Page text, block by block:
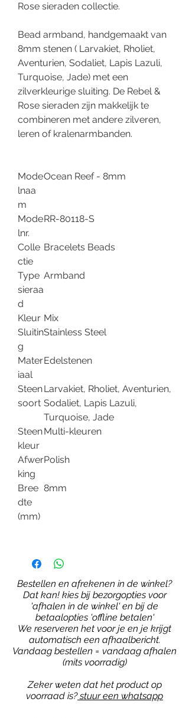
Rose sieraden collectie.
Bead armband, handgemaakt van
8mm stenen ( Larvakiet, Rholiet,
Aventurien, Sodaliet, Lapis Lazuli,
Turquoise, Jade) met een
zilverkleurige sluiting. De Rebel &
Rose sieraden zijn makkelijk te
combineren met andere zilveren,
leren of kralenarmbanden.
Mode
lnaa
m
Ocean Reef - 8mm
Mode
lnr.
RR-80118-S
Colle
ctie
Bracelets Beads
Type
sieraa
d
Armband
Kleur Mix
Sluitin
g
Stainless Steel
Mater
iaal
Edelstenen
Steen
soort
Larvakiet, Rholiet, Aventurien,
Sodaliet, Lapis Lazuli,
Turquoise, Jade
Steen
kleur
Multi-kleuren
Afwer
king
Polish
Bree
dte
(mm)
8mm
Bestellen en afrekenen in de winkel?
Dat kan! kies bij bezorgopties voor
'afhalen in de winkel' en bij de
betaalopties 'offline betalen'
We reserveren het voor je en je krijgt
automatisch een afhaalbericht.
Vandaag bestellen = vandaag afhalen
(mits voorradig)
Zeker weten dat het product op
voorraad is?stuur een whatsapp